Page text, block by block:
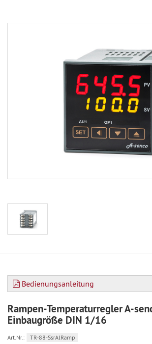
Bedienungsanleitung
Rampen-Temperaturregler A-
Einbaugröße DIN 1/16
Art.Nr.: TR-88-SsrAlRamp